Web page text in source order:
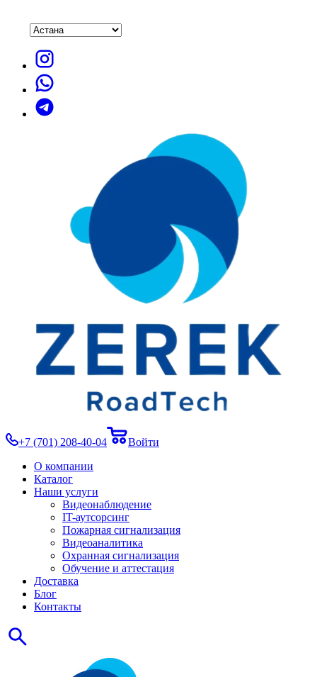
+7 (701) 208-40-04
Войти
О компании
Каталог
Наши услуги
Видеонаблюдение
IT-аутсорсинг
Пожарная сигнализация
Видеоаналитика
Охранная сигнализация
Обучение и аттестация
Доставка
Блог
Контакты